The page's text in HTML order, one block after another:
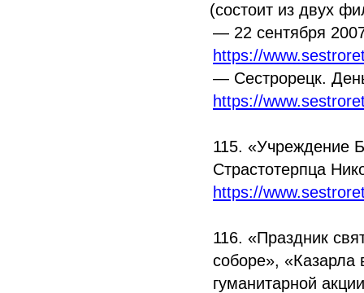
(состоит из двух
— 22 cентября
https://
— Сестрорецк.
https://
115. «Учреждение
Страстотерпца
https://
116. «Праздник
соборе», «Казарла
гуманитарной